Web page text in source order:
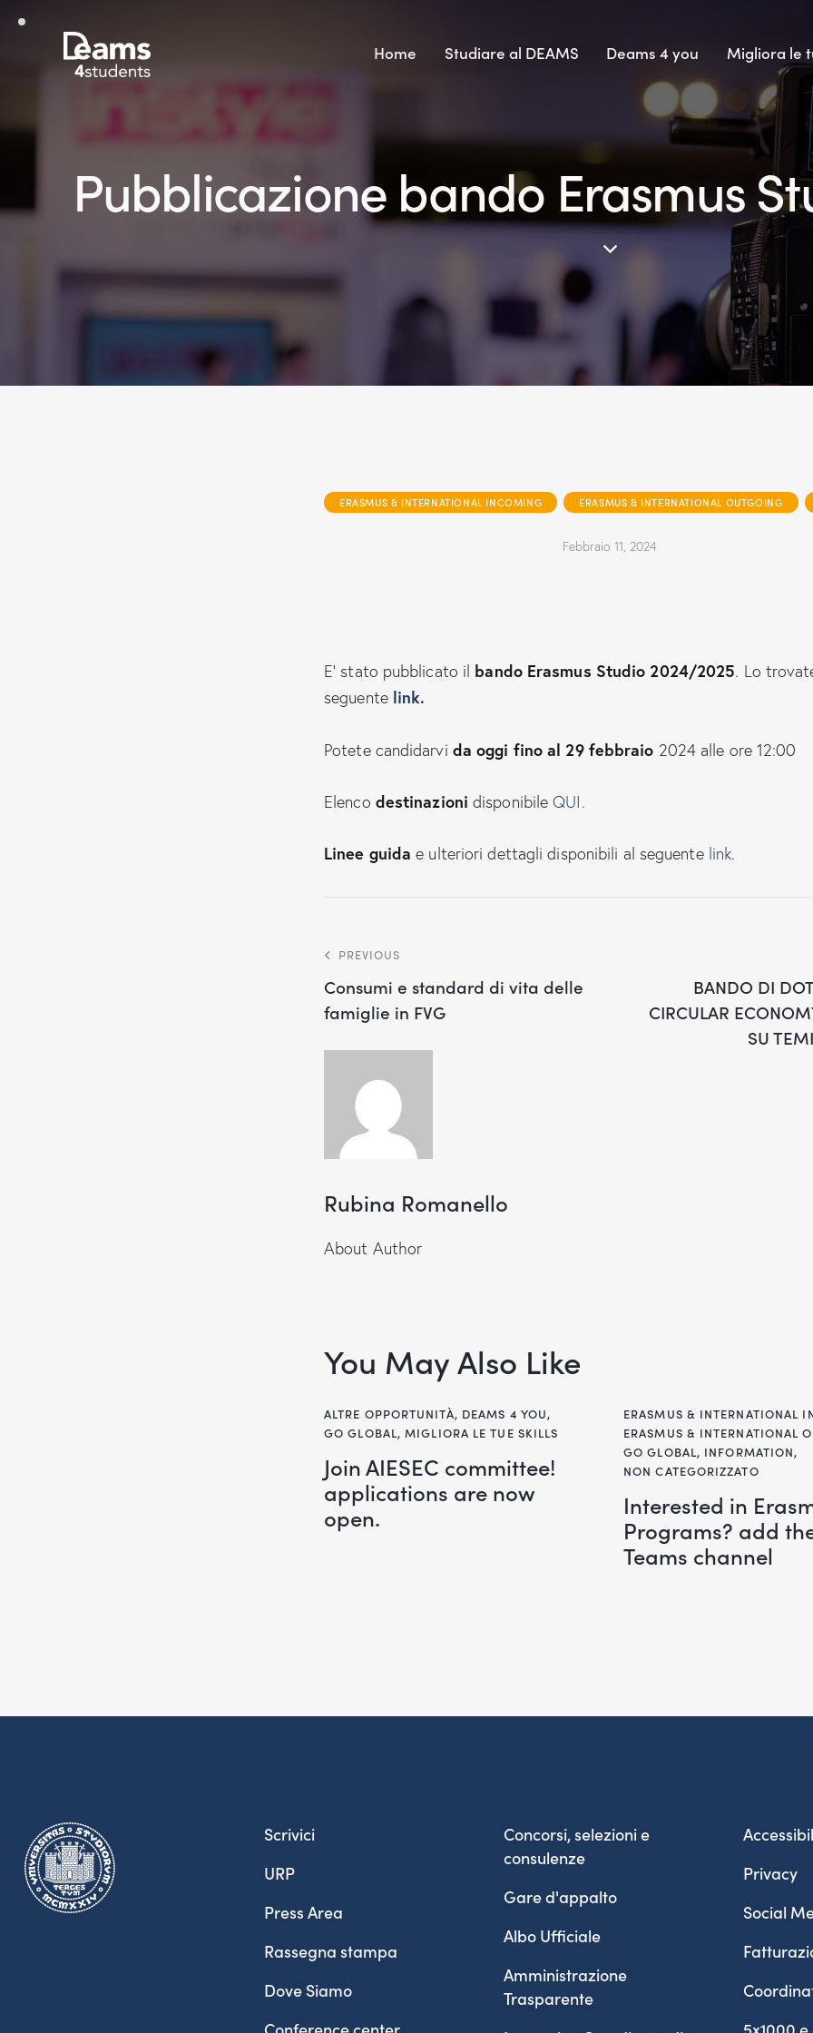
Home Studiare al DEAMS Deams 4 you Migliora le
Pubblicazione bando Erasmus
ERASMUS & INTERNATIONAL INCOMING ERASMUS & INTERNATIONAL OUTGOING
Febbraio 11, 2024
E’ stato pubblicato il bando Erasmus Studio 2024/2025. Lo
seguente link.
Potete candidarvi da oggi fino al 29 febbraio 2024 alle ore 12:00
Elenco destinazionidisponibileQUI.
Linee guida e ulteriori dettagli disponibili al seguente link.
PREVIOUS
Consumi e standard di vita delle
famiglie in FVG
BANDO DI
CIRCULAR
SU
Rubina Romanello
About Author
You May Also Like
ALTRE OPPORTUNITÀ, DEAMS 4 YOU,
GO GLOBAL,MIGLIORA LE TUE SKILLS
Join AIESEC committee!
applications are now
open.
ERASMUS & INTERNATIONAL
ERASMUS & INTERNATIONAL
GO GLOBAL, INFORMATION,
NON CATEGORIZZATO
Interested in
Programs? add
Teams channel
Scrivici
URP
Press Area
Rassegna stampa
Dove Siamo
Concorsi, selezioni e
consulenze
Gare d'appalto
Albo Ufficiale
Amministrazione
Trasparente
Privacy
Social